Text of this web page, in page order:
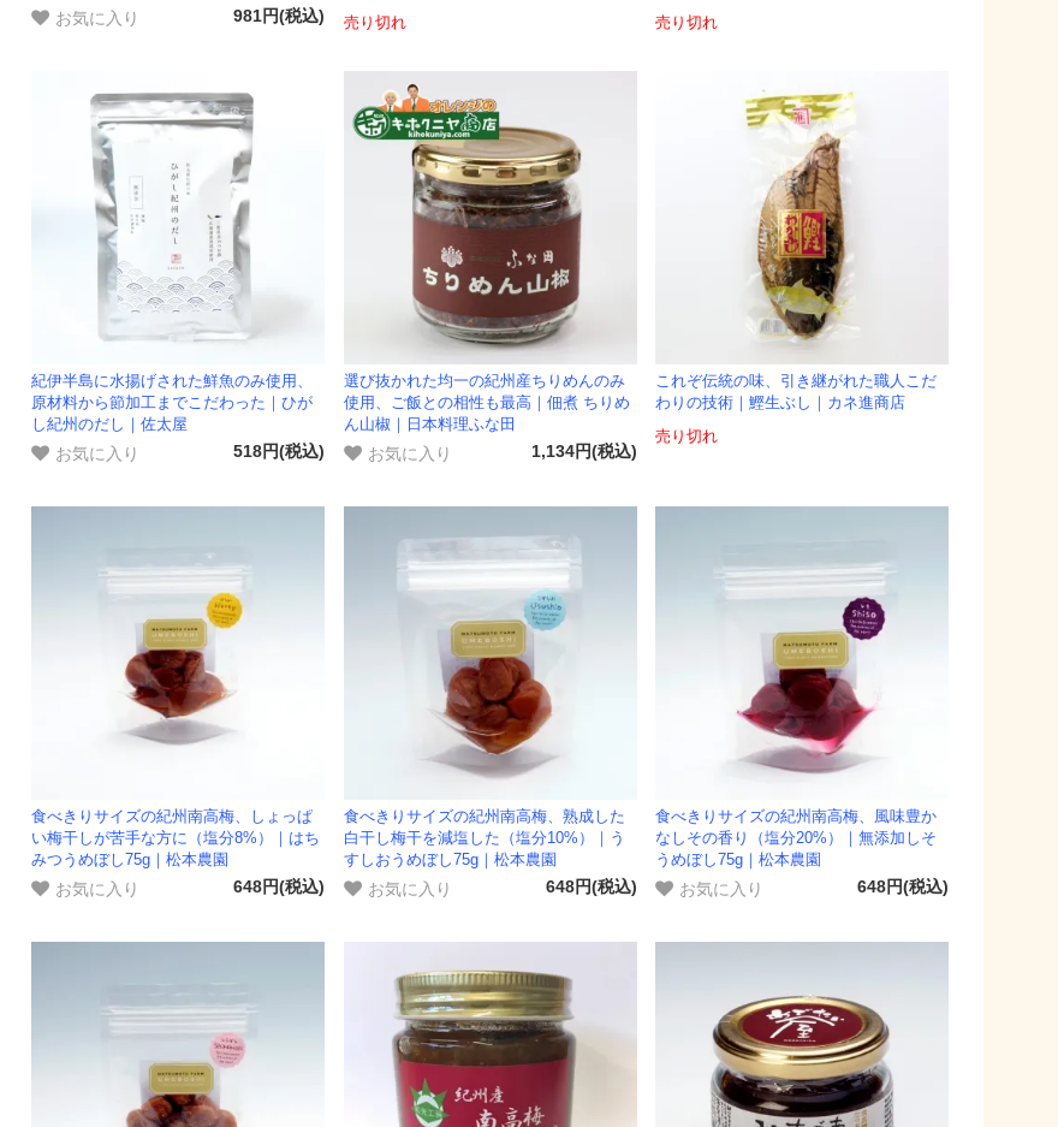
981円(税込)
お気に入り
売り切れ
売り切れ
紀伊半島に水揚げされた鮮魚のみ使用、
原材料から節加工までこだわった｜ひが
し紀州のだし｜佐太屋
518円(税込)
お気に入り
選び抜かれた均一の紀州産ちりめんのみ
使用、ご飯との相性も最高｜佃煮 ちりめ
ん山椒｜日本料理ふな田
1,134円(税込)
お気に入り
これぞ伝統の味、引き継がれた職人こだ
わりの技術｜鰹生ぶし｜カネ進商店
売り切れ
食べきりサイズの紀州南高梅、しょっぱ
い梅干しが苦手な方に（塩分8%）｜はち
みつうめぼし75g｜松本農園
648円(税込)
お気に入り
食べきりサイズの紀州南高梅、熟成した
白干し梅干を減塩した（塩分10%）｜う
すしおうめぼし75g｜松本農園
648円(税込)
お気に入り
食べきりサイズの紀州南高梅、風味豊か
なしその香り（塩分20%）｜無添加しそ
うめぼし75g｜松本農園
648円(税込)
お気に入り